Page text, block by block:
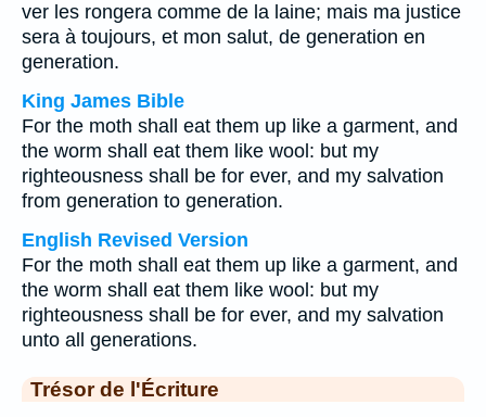
ver les rongera comme de la laine; mais ma justice
sera à toujours, et mon salut, de generation en
generation.
King James Bible
For the moth shall eat them up like a garment, and
the worm shall eat them like wool: but my
righteousness shall be for ever, and my salvation
from generation to generation.
English Revised Version
For the moth shall eat them up like a garment, and
the worm shall eat them like wool: but my
righteousness shall be for ever, and my salvation
unto all generations.
Trésor de l'Écriture